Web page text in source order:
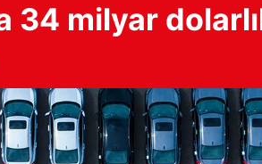
34 milyar